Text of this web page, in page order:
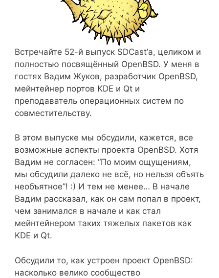
Встречайте 52-й выпуск SDCast’а, целиком и
полностью посвящённый OpenBSD. У меня в
гостях Вадим Жуков, разработчик OpenBSD,
мейнтейнер портов KDE и Qt и
преподаватель операционных систем по
совместительству.
В этом выпуске мы обсудили, кажется, все
возможные аспекты проекта OpenBSD. Хотя
Вадим не согласен: “По моим ощущениям,
мы обсудили далеко не всё, но нельзя объять
необъятное”! :) И тем не менее… В начале
Вадим рассказал, как он сам попал в проект,
чем занимался в начале и как стал
мейнтейнером таких тяжелых пакетов как
KDE и Qt.
Обсудили то, как устроен проект OpenBSD:
насколько велико сообщество